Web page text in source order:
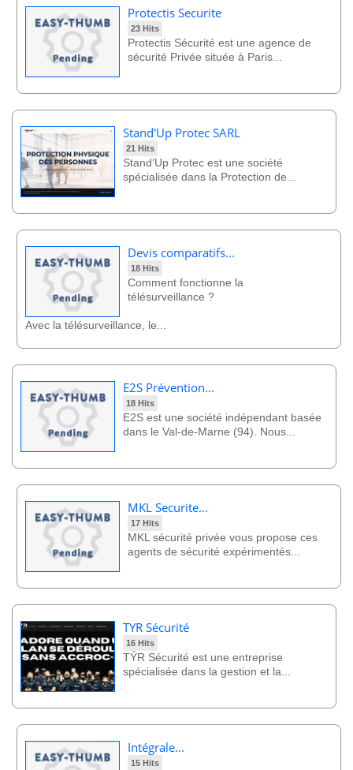
Protectis Securite
23 Hits
Protectis Sécurité est une agence de
sécurité Privée située à Paris...
Stand'Up Protec SARL
21 Hits
Stand’Up Protec est une société
spécialisée dans la Protection de...
Devis comparatifs...
18 Hits
Comment fonctionne la
télésurveillance ?
Avec la télésurveillance, le...
E2S Prévention...
18 Hits
E2S est une société indépendant basée
dans le Val-de-Marne (94). Nous...
MKL Securite...
17 Hits
MKL sécurité privée vous propose ces
agents de sécurité expérimentés...
TYR Sécurité
16 Hits
TÝR Sécurité est une entreprise
spécialisée dans la gestion et la...
Intégrale...
15 Hits